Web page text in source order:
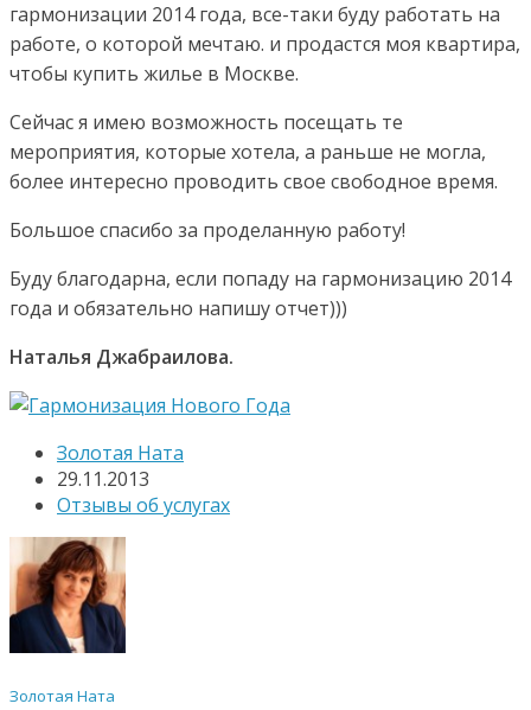
гармонизации 2014 года, все-таки буду работать на
работе, о которой мечтаю. и продастся моя квартира,
чтобы купить жилье в Москве.
Сейчас я имею возможность посещать те
мероприятия, которые хотела, а раньше не могла,
более интересно проводить свое свободное время.
Большое спасибо за проделанную работу!
Буду благодарна, если попаду на гармонизацию 2014
года и обязательно напишу отчет)))
Наталья Джабраилова.
Золотая Ната
29.11.2013
Отзывы об услугах
Золотая Ната